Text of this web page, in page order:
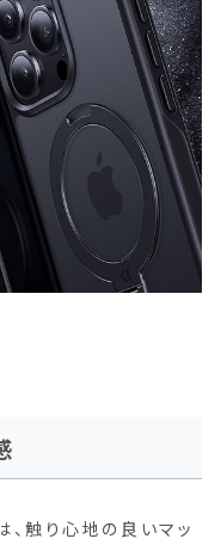
触り心地の良いマッ